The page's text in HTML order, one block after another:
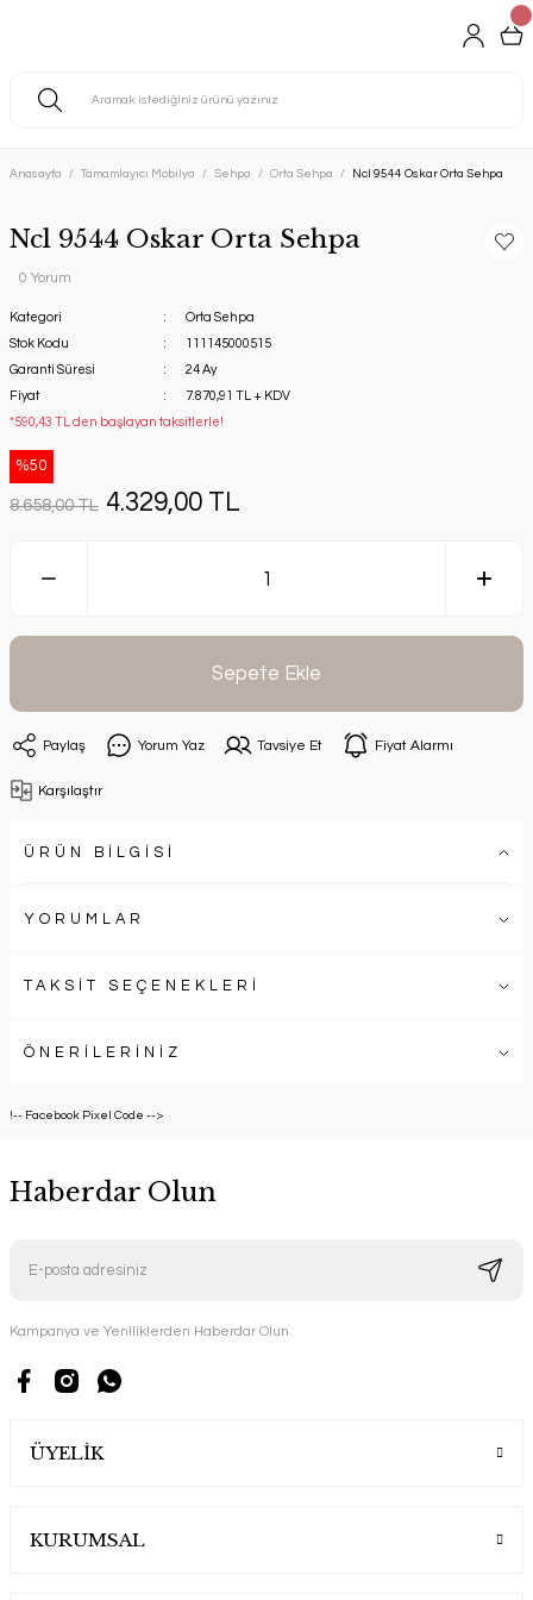
Anasayfa Tamamlayıcı Mobilya Sehpa Orta Sehpa Ncl 9544 Oskar Orta Sehpa
Ncl 9544 Oskar Orta Sehpa
0 Yorum
Kategori
Orta Sehpa
Stok Kodu
111145000515
Garanti Süresi
24 Ay
Fiyat
7.870,91 TL + KDV
*590,43 TL den başlayan taksitlerle!
%50
8.658,00 TL 4.329,00 TL
Sepete Ekle
Paylaş Yorum Yaz Tavsiye Et Fiyat Alarmı
Karşılaştır
ÜRÜN BİLGİSİ
YORUMLAR
TAKSİT SEÇENEKLERİ
ÖNERİLERİNİZ
!-- Facebook Pixel Code -->
Haberdar Olun
Kampanya ve Yeniliklerden Haberdar Olun
ÜYELİK
KURUMSAL